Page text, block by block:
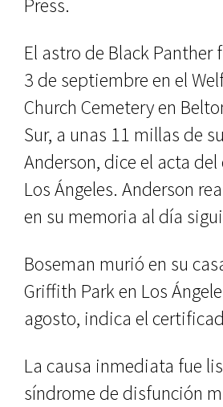
Press.
El astro de Black Panther
3 de septiembre en el
Church Cemetery en
Sur, a unas 11 millas de
Anderson, dice el acta
Los Ángeles. Anderson
en su memoria al día
Boseman murió en su
Griffith Park en Los
agosto, indica el
La causa inmediata fue
síndrome de disfunción